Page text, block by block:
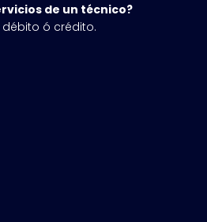
de un técnico?
débito ó crédito.